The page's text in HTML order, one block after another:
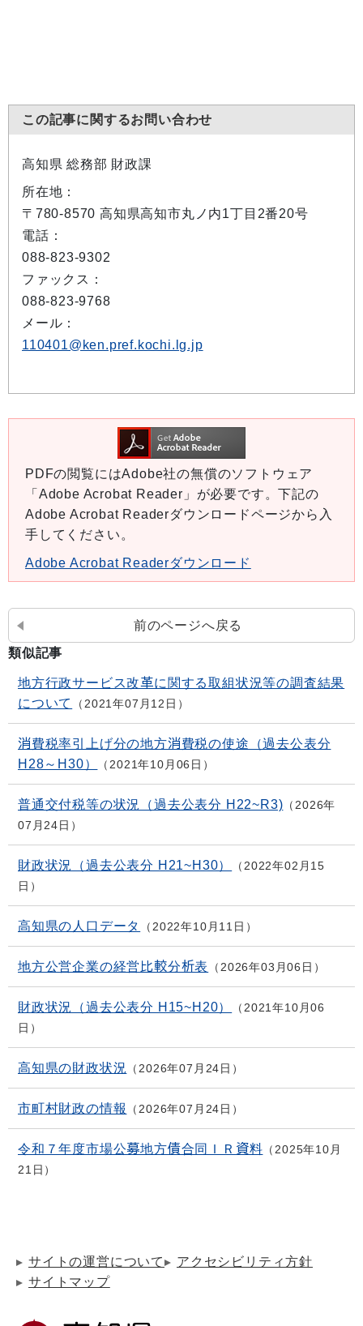
この記事に関するお問い合わせ
高知県 総務部 財政課
所在地：
〒780-8570 高知県高知市丸ノ内1丁目2番20号
電話：
088-823-9302
ファックス：
088-823-9768
メール：
110401@ken.pref.kochi.lg.jp
PDFの閲覧にはAdobe社の無償のソフトウェア
「Adobe Acrobat Reader」が必要です。下記の
Adobe Acrobat Readerダウンロードページから入
手してください。
Adobe Acrobat Readerダウンロード
前のページへ戻る
類似記事
地方行政サービス改革に関する取組状況等の調査結果
について
2021年07月12日
消費税率引上げ分の地方消費税の使途（過去公表分
H28～H30）
2021年10月06日
普通交付税等の状況（過去公表分 H22~R3)
2026年
07月24日
財政状況（過去公表分 H21~H30）
2022年02月15
日
高知県の人口データ 2022年10月11日
地方公営企業の経営比較分析表 2026年03月06日
財政状況（過去公表分 H15~H20）
2021年10月06
日
高知県の財政状況 2026年07月24日
市町村財政の情報 2026年07月24日
令和７年度市場公募地方債合同ＩＲ資料
2025年10月
21日
サイトの運営について
アクセシビリティ方針
サイトマップ